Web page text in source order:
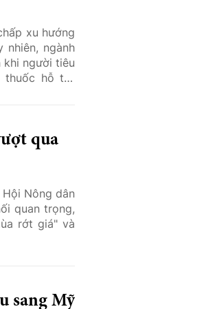
xu hướng
nhiên, ngành
khi người tiêu
thuốc hỗ trợ
qua
Nông dân
quan trọng,
rớt giá" và
sang Mỹ